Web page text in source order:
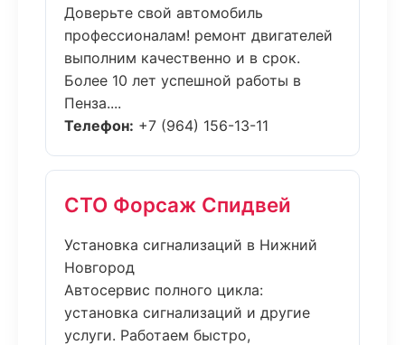
Доверьте свой автомобиль
профессионалам! ремонт двигателей
выполним качественно и в срок.
Более 10 лет успешной работы в
Пенза....
Телефон: +7 (964) 156-13-11
СТО Форсаж Спидвей
Установка сигнализаций в Нижний
Новгород
Автосервис полного цикла:
установка сигнализаций и другие
услуги. Работаем быстро,